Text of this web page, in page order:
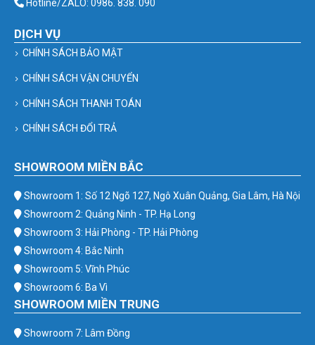
Hotline/ZALO: 0986. 838. 090
DỊCH VỤ
CHÍNH SÁCH BẢO MẬT
CHÍNH SÁCH VẬN CHUYỂN
CHÍNH SÁCH THANH TOÁN
CHÍNH SÁCH ĐỔI TRẢ
SHOWROOM MIỀN BẮC
Showroom 1: Số 12 Ngõ 127, Ngô Xuân Quảng, Gia Lâm, Hà Nội
Showroom 2: Quảng Ninh - TP. Hạ Long
Showroom 3: Hải Phòng - TP. Hải Phòng
Showroom 4: Bắc Ninh
Showroom 5: Vĩnh Phúc
Showroom 6: Ba Vì
SHOWROOM MIỀN TRUNG
Showroom 7: Lâm Đồng